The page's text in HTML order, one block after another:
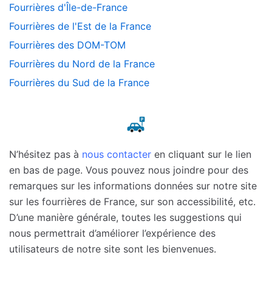
Fourrières d'Île-de-France
Fourrières de l'Est de la France
Fourrières des DOM-TOM
Fourrières du Nord de la France
Fourrières du Sud de la France
N’hésitez pas à nous contacter en cliquant sur le lien
en bas de page. Vous pouvez nous joindre pour des
remarques sur les informations données sur notre site
sur les fourrières de France, sur son accessibilité, etc.
D’une manière générale, toutes les suggestions qui
nous permettrait d’améliorer l’expérience des
utilisateurs de notre site sont les bienvenues.